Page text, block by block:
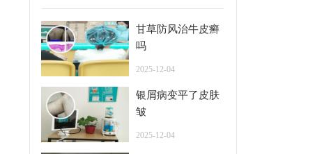
甘草防风治牛皮癣
吗
2025-12-04
银屑病变平了皮肤
皱
2025-12-04